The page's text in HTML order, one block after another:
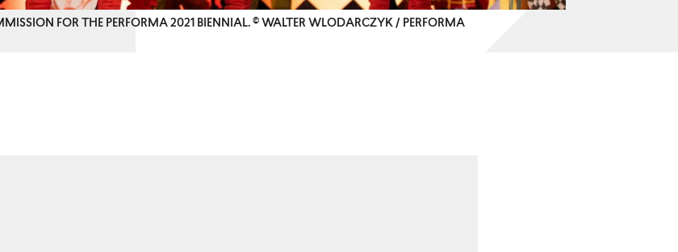
FOR THE PERFORMA 2021 BIENNIAL. © WALTER WLODARCZYK / PERFORMA